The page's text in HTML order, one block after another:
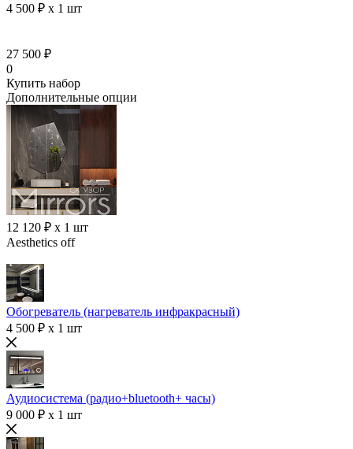
4 500 ₽ x 1 шт
27 500 ₽
0
Купить набор
Дополнительные опции
12 120 ₽ x 1 шт
Aesthetics off
Обогреватель (нагреватель инфракрасный)
4 500 ₽ x 1 шт
Аудиосистема (радио+bluetooth+ часы)
9 000 ₽ x 1 шт